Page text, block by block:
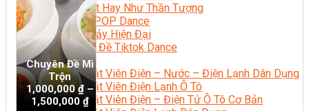
Học Hát Hay Như Thần Tượng
Học K-POP Dance
Học Nhảy Hiện Đại
Chuyên Đề Tiktok Dance
Kỹ Thuật – Công Nghệ
Kỹ Thuật Viên Điện – Nước – Điện Lạnh Dân Dụng
Kỹ Thuật Viên Điện Lạnh Ô Tô
Kỹ Thuật Viên Điện – Điện Tử Ô Tô Cơ Bản
Chuyên Đề Mì
Trộn
1,000,000₫–
1,500,000 ₫